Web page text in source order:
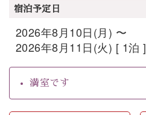
宿泊予定日
2026年8月10日(月) 〜
2026年8月11日(火) [ 1泊 ]
満室です